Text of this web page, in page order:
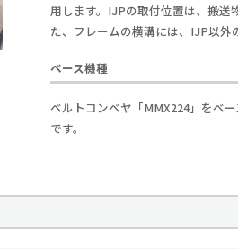
用します。IJPの取付位置は、搬送
た、フレームの横溝には、IJP以外
ベース機種
ベルトコンベヤ「MMX224」をベ
です。